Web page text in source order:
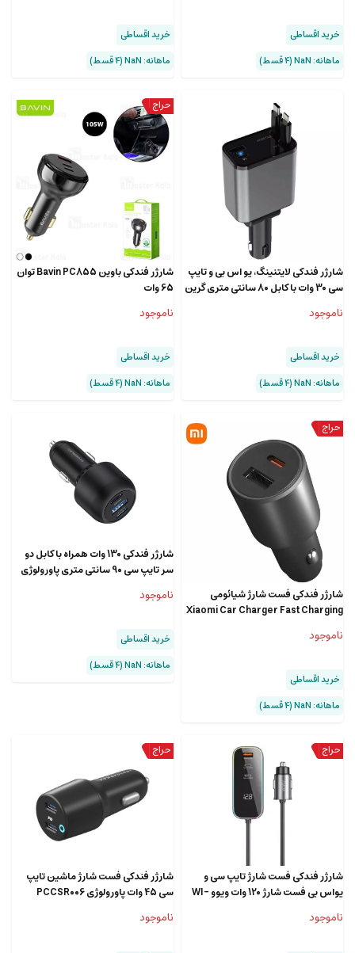
خرید اقساطی
ماهانه: NaN (۴ قسط)
خرید اقساطی
ماهانه: NaN (۴ قسط)
شارژر فندکی لایتنینگ، یو اس بی و تایپ
سی 30 وات با کابل 80 سانتی متری گرین
ناموجود
خرید اقساطی
ماهانه: NaN (۴ قسط)
شارژر فندکی باوین Bavin PC855 توان
65 وات
ناموجود
خرید اقساطی
ماهانه: NaN (۴ قسط)
شارژر فندکی فست شارژ شیائومی
Xiaomi Car Charger Fast Charging
ناموجود
خرید اقساطی
ماهانه: NaN (۴ قسط)
شارژر فندکی 130 وات همراه با کابل دو
سر تایپ سی 90 سانتی متری پاورولوژی
Charger PCCSR007-C
ناموجود
خرید اقساطی
ماهانه: NaN (۴ قسط)
شارژر فندکی فست شارژ تایپ سی و
یواس بی فست شارژ 120 وات ویوو WI-
Charger
ناموجود
شارژر فندکی فست شارژ ماشین تایپ
سی 45 وات پاورولوژی PCCSR006
ناموجود